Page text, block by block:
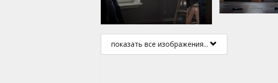
показать все изображения...